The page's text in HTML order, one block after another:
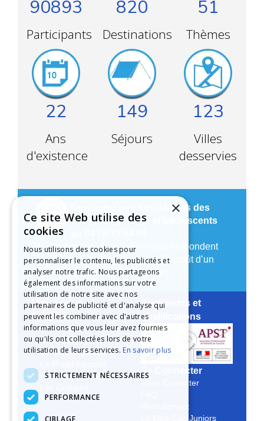
90893
Participants
820
Destinations
51
Thèmes
22
Ans
d'existence
149
Séjours
123
Villes
desservies
Contactez nos spécialistes des
vacances enfants et adolescents
Nos conseillers Cap Juniors vous répondent
du lundi au vendredi de 9h à 17h (coût d’un
appel local depuis un poste fixe).
Mieux nous
Connaître
Notre Histoire
Notre Engagement
La Charte Qualité
Les Aides Possibles
Agréments et
qualifications
Se Connecter
Nous Contacter
Recrutement
Le Blog Cap Juniors
×
Ce site Web utilise des
cookies
Nous utilisons des cookies pour
personnaliser le contenu, les publicités et
analyser notre trafic. Nous partageons
également des informations sur votre
utilisation de notre site avec nos
partenaires de publicité et d'analyse qui
peuvent les combiner avec d'autres
informations que vous leur avez fournies
ou qu'ils ont collectées lors de votre
utilisation de leurs services. En savoir plus
STRICTEMENT NÉCESSAIRES
PERFORMANCE
CIBLAGE